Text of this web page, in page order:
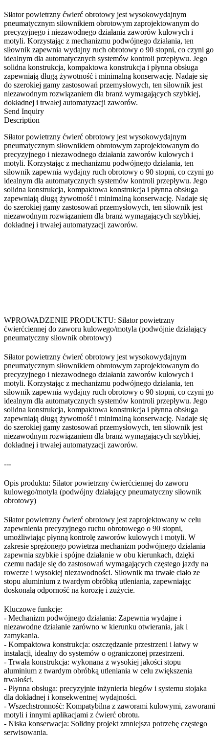
Siłator powietrzny ćwierć obrotowy jest wysokowydajnym
pneumatycznym siłownikiem obrotowym zaprojektowanym do
precyzyjnego i niezawodnego działania zaworów kulowych i
motyli. Korzystając z mechanizmu podwójnego działania, ten
siłownik zapewnia wydajny ruch obrotowy o 90 stopni, co czyni go
idealnym dla automatycznych systemów kontroli przepływu. Jego
solidna konstrukcja, kompaktowa konstrukcja i płynna obsługa
zapewniają długą żywotność i minimalną konserwację. Nadaje się
do szerokiej gamy zastosowań przemysłowych, ten siłownik jest
niezawodnym rozwiązaniem dla branż wymagających szybkiej,
dokładnej i trwałej automatyzacji zaworów.
Send Inquiry
Description
Siłator powietrzny ćwierć obrotowy jest wysokowydajnym
pneumatycznym siłownikiem obrotowym zaprojektowanym do
precyzyjnego i niezawodnego działania zaworów kulowych i
motyli. Korzystając z mechanizmu podwójnego działania, ten
siłownik zapewnia wydajny ruch obrotowy o 90 stopni, co czyni go
idealnym dla automatycznych systemów kontroli przepływu. Jego
solidna konstrukcja, kompaktowa konstrukcja i płynna obsługa
zapewniają długą żywotność i minimalną konserwację. Nadaje się
do szerokiej gamy zastosowań przemysłowych, ten siłownik jest
niezawodnym rozwiązaniem dla branż wymagających szybkiej,
dokładnej i trwałej automatyzacji zaworów.
WPROWADZENIE PRODUKTU: Siłator powietrzny
ćwierćciennej do zaworu kulowego/motyla (podwójnie działający
pneumatyczny siłownik obrotowy)
Siłator powietrzny ćwierć obrotowy jest wysokowydajnym
pneumatycznym siłownikiem obrotowym zaprojektowanym do
precyzyjnego i niezawodnego działania zaworów kulowych i
motyli. Korzystając z mechanizmu podwójnego działania, ten
siłownik zapewnia wydajny ruch obrotowy o 90 stopni, co czyni go
idealnym dla automatycznych systemów kontroli przepływu. Jego
solidna konstrukcja, kompaktowa konstrukcja i płynna obsługa
zapewniają długą żywotność i minimalną konserwację. Nadaje się
do szerokiej gamy zastosowań przemysłowych, ten siłownik jest
niezawodnym rozwiązaniem dla branż wymagających szybkiej,
dokładnej i trwałej automatyzacji zaworów.
---
Opis produktu: Siłator powietrzny ćwierćciennej do zaworu
kulowego/motyla (podwójny działający pneumatyczny siłownik
obrotowy)
Siłator powietrzny ćwierć obrotowy jest zaprojektowany w celu
zapewnienia precyzyjnego ruchu obrotowego o 90 stopni,
umożliwiając płynną kontrolę zaworów kulowych i motyli. W
zakresie sprężonego powietrza mechanizm podwójnego działania
zapewnia szybkie i spójne działanie w obu kierunkach, dzięki
czemu nadaje się do zastosowań wymagających częstego jazdy na
rowerze i wysokiej niezawodności. Siłownik ma trwałe ciało ze
stopu aluminium z twardym obróbką utleniania, zapewniając
doskonałą odporność na korozję i zużycie.
Kluczowe funkcje:
- Mechanizm podwójnego działania: Zapewnia wydajne i
niezawodne działanie zarówno w kierunku otwierania, jak i
zamykania.
- Kompaktowa konstrukcja: oszczędzanie przestrzeni i łatwy w
instalacji, idealny do systemów o ograniczonej przestrzeni.
- Trwała konstrukcja: wykonana z wysokiej jakości stopu
aluminium z twardym obróbką utleniania w celu zwiększenia
trwałości.
- Płynna obsługa: precyzyjnie inżynieria biegów i systemu stojaka
dla dokładnej i konsekwentnej wydajności.
- Wszechstronność: Kompatybilna z zaworami kulowymi, zaworami
motyli i innymi aplikacjami z ćwierć obrotu.
- Niska konserwacja: Solidny projekt zmniejsza potrzebę częstego
serwisowania.